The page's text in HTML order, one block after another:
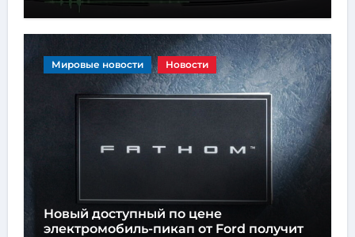
Мировые новости Новости
Новый доступный по цене
электромобиль-пикап от Ford получит